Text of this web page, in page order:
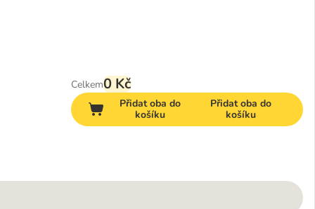
Celkem0 Kč
Přidat oba do
košíku
Přidat oba do
košíku